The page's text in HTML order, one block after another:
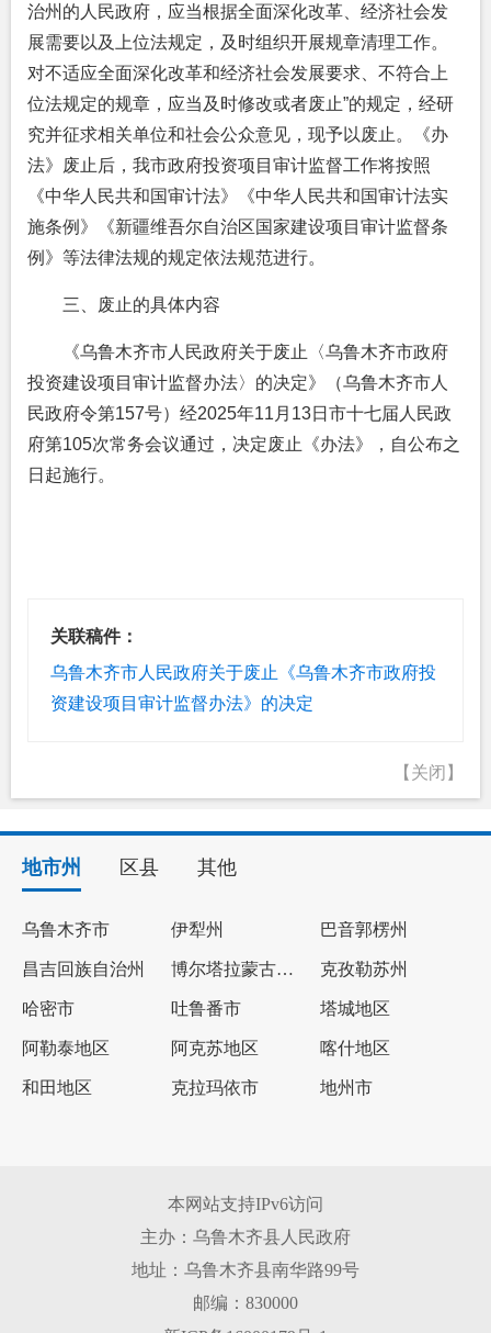
治州的人民政府，应当根据全面深化改革、经济社会发
展需要以及上位法规定，及时组织开展规章清理工作。
对不适应全面深化改革和经济社会发展要求、不符合上
位法规定的规章，应当及时修改或者废止”的规定，经研
究并征求相关单位和社会公众意见，现予以废止。《办
法》废止后，我市政府投资项目审计监督工作将按照
《中华人民共和国审计法》《中华人民共和国审计法实
施条例》《新疆维吾尔自治区国家建设项目审计监督条
例》等法律法规的规定依法规范进行。
三、废止的具体内容
《乌鲁木齐市人民政府关于废止〈乌鲁木齐市政府
投资建设项目审计监督办法〉的决定》（乌鲁木齐市人
民政府令第157号）经2025年11月13日市十七届人民政
府第105次常务会议通过，决定废止《办法》，自公布之
日起施行。
关联稿件：
乌鲁木齐市人民政府关于废止《乌鲁木齐市政府投
资建设项目审计监督办法》的决定
【关闭】
地市州 区县 其他
乌鲁木齐市 伊犁州 巴音郭楞州
昌吉回族自治州 博尔塔拉蒙古自治州 克孜勒苏州
哈密市 吐鲁番市 塔城地区
阿勒泰地区 阿克苏地区 喀什地区
和田地区 克拉玛依市 地州市
本网站支持IPv6访问
主办：乌鲁木齐县人民政府
地址：乌鲁木齐县南华路99号
邮编：830000